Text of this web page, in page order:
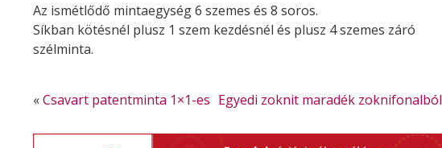
Az ismétlődő mintaegység 6 szemes és 8 soros.
Síkban kötésnél plusz 1 szem kezdésnél és plusz 4 szemes záró
szélminta.
«Csavart patentminta 1×1-es Egyedi zoknit maradék zoknifonalból